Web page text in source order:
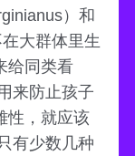
）和
大群体里生
给同类看
来防止孩子
性，就应该
有少数几种